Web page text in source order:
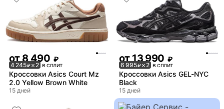
от8 490 ₽
4 245₽× 2 в сплит
Кроссовки Asics Court Mz
2.0 Yellow Brown White
15 дней
от13 990 ₽
6 995₽× 2 в сплит
Кроссовки Asics GEL-NYC
Black
15 дней